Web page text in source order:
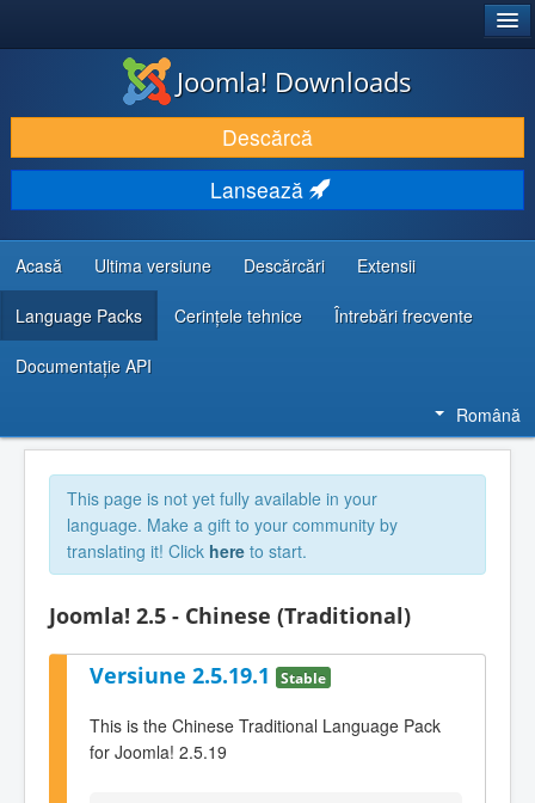
DESCARCĂ & ȘI EXTINDE
DESCOPERĂ & ÎNVAȚĂ
COMUNITATE & SUPORT
RESURSE DEZVOLTATORI
Joomla! Downloads
Descărcă
Lansează
Acasă Ultima versiune Descărcări Extensii
Language Packs Cerințele tehnice Întrebări frecvente
Documentaţie API
Română
This page is not yet fully available in your
language. Make a gift to your community by
translating it! Click here to start.
Joomla! 2.5 - Chinese (Traditional)
Versiune 2.5.19.1 Stable
This is the Chinese Traditional Language Pack
for Joomla! 2.5.19